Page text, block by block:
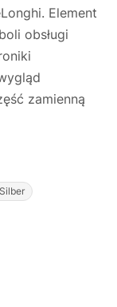
Element
obsługi
zamienną